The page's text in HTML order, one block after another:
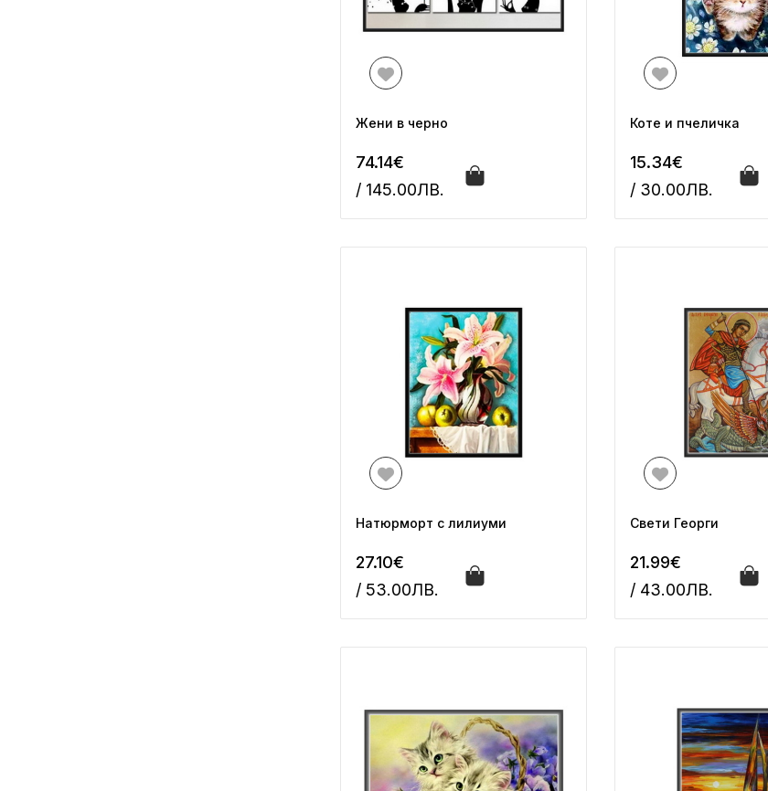
Жени в черно
74.14€
/ 145.00ЛВ.
Коте и пчеличка
15.34€
/ 30.00ЛВ.
Натюрморт с лилиуми
27.10€
/ 53.00ЛВ.
Свети Георги
21.99€
/ 43.00ЛВ.